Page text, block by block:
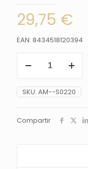
29,75 €
EAN: 8434518120394
S0220,
en
miniatura
espada
SKU: AM--S0220
Compartir